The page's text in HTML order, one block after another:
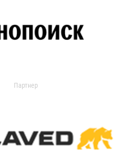
Партнер